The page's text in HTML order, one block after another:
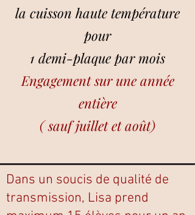
la cuisson haute température
pour
1 demi-plaque par mois
Engagement sur une année
entière
( sauf juillet et août)
Dans un soucis de qualité de
transmission, Lisa prend